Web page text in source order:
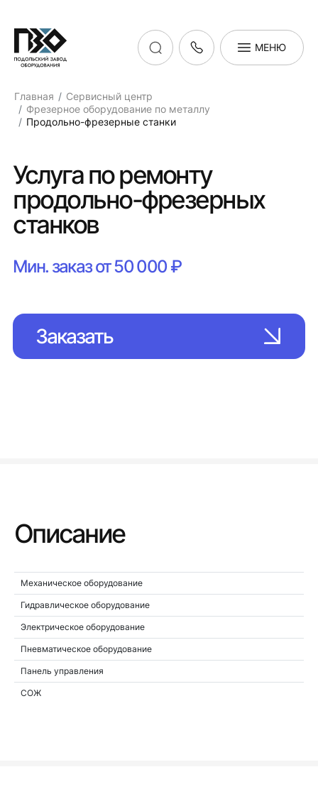
МЕНЮ
Главная
Сервисный центр
Фрезерное оборудование по металлу
Продольно-фрезерные станки
Услуга по ремонту
продольно-фрезерных
станков
Мин. заказ от 50 000 ₽
Заказать
Описание
Механическое оборудование
Гидравлическое оборудование
Электрическое оборудование
Пневматическое оборудование
Панель управления
СОЖ